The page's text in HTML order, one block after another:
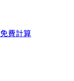
免費計算